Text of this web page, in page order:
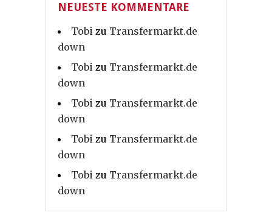
NEUESTE KOMMENTARE
Tobi zu Transfermarkt.de
down
Tobi zu Transfermarkt.de
down
Tobi zu Transfermarkt.de
down
Tobi zu Transfermarkt.de
down
Tobi zu Transfermarkt.de
down